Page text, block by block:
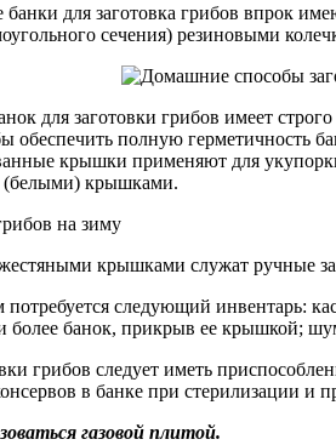
для заготовка грибов впрок
сечения) резиновыми
для заготовки грибов имеет
обеспечить полную
крышки применяют для
(белыми) крышками.
крышками служат ручные
потребуется следующий инвентарь:
более банок, прикрыв ее крышкой;
грибов следует иметь
в банке при стерилизации и
газовой плитой.